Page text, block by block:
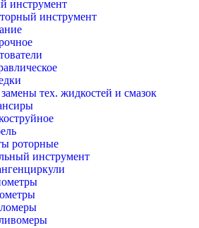
инструмент
инструмент
тех. жидкостей и смазок
роторные
инструмент